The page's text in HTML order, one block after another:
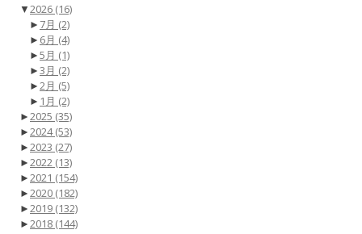
▼2026 (16)
► 7月 (2)
► 6月 (4)
►5月 (1)
►3月 (2)
►2月 (5)
► 1月 (2)
►2025 (35)
►2024(53)
►2023 (27)
►2022 (13)
►2021 (154)
►2020 (182)
►2019 (132)
►2018 (144)